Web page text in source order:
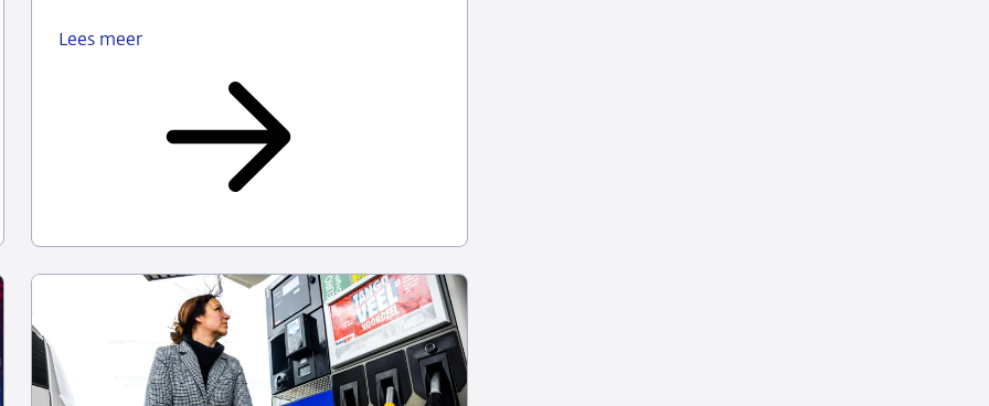
Lees meer
urgentie
cyberweerbaarheid”